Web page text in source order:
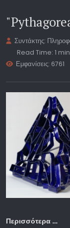
Συντάκτης:
Read Time: 1 min
Εμφανίσεις: 6761
Περισσότερα …